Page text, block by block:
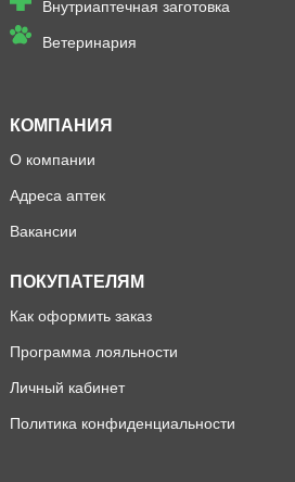
Внутриаптечная заготовка
Ветеринария
КОМПАНИЯ
О компании
Адреса аптек
Вакансии
ПОКУПАТЕЛЯМ
Как оформить заказ
Программа лояльности
Личный кабинет
Политика конфиденциальности